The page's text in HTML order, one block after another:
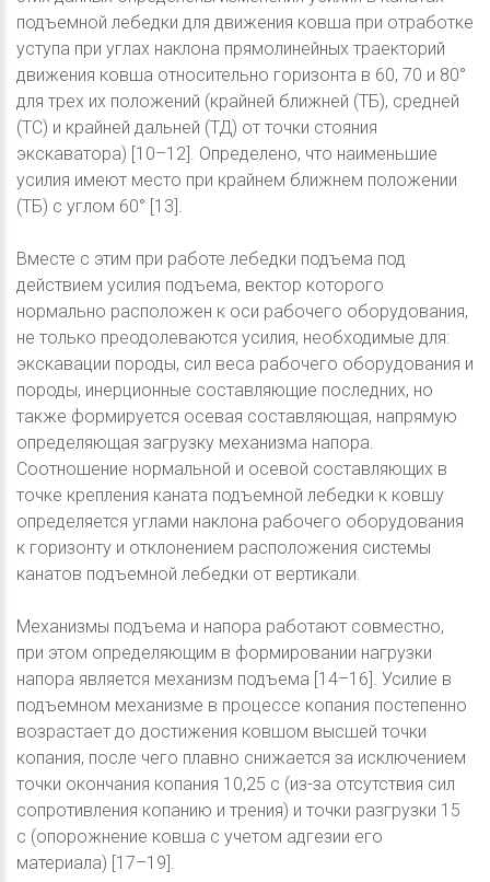
подъемной лебедки для движения ковша при отработке
уступа при углах наклона прямолинейных траекторий
движения ковша относительно горизонта в 60, 70 и 80°
для трех их положений (крайней ближней (ТБ), средней
(ТС) и крайней дальней (ТД) от точки стояния
экскаватора) [10–12]. Определено, что наименьшие
усилия имеют место при крайнем ближнем положении
(ТБ) с углом 60° [13].
Вместе с этим при работе лебедки подъема под
действием усилия подъема, вектор которого
нормально расположен к оси рабочего оборудования,
не только преодолеваются усилия, необходимые для:
экскавации породы, сил веса рабочего оборудования и
породы, инерционные составляющие последних, но
также формируется осевая составляющая, напрямую
определяющая загрузку механизма напора.
Соотношение нормальной и осевой составляющих в
точке крепления каната подъемной лебедки к ковшу
определяется углами наклона рабочего оборудования
к горизонту и отклонением расположения системы
канатов подъемной лебедки от вертикали.
Механизмы подъема и напора работают совместно,
при этом определяющим в формировании нагрузки
напора является механизм подъема [14–16]. Усилие в
подъемном механизме в процессе копания постепенно
возрастает до достижения ковшом высшей точки
копания, после чего плавно снижается за исключением
точки окончания копания 10,25 с (из-за отсутствия сил
сопротивления копанию и трения) и точки разгрузки 15
с (опорожнение ковша с учетом адгезии его
материала) [17–19].